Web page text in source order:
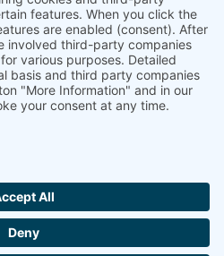
+91-11-42883851
sales@linseis.in
النشرة
الشركةبصمة
ich bin LINAI! Wie kann ich dir